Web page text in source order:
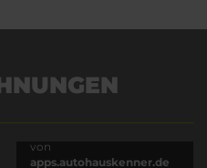
von
apps.autohauskenner.de